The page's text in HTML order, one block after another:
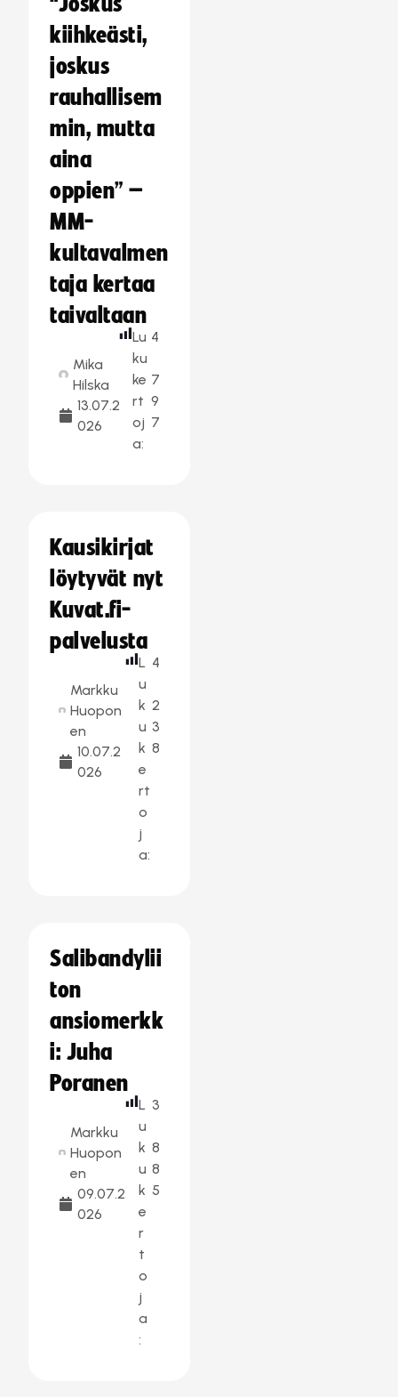
kiihkeästi,
joskus
rauhallisem
min, mutta
aina
oppien” –
MM-
kultavalmen
taja kertaa
taivaltaan
Mika
Hilska
13.07.2
026
Lu
ku
ke
rt
oj
a:
4
7
9
7
Kausikirjat
löytyvät nyt
Kuvat.fi-
palvelusta
Markku
Huopon
en
10.07.2
026
L
u
k
u
k
e
rt
o
j
a:
4
2
3
8
Salibandylii
ton
ansiomerkk
i: Juha
Poranen
Markku
Huopon
en
09.07.2
026
L
u
k
u
k
e
r
t
o
j
a
:
3
8
8
5